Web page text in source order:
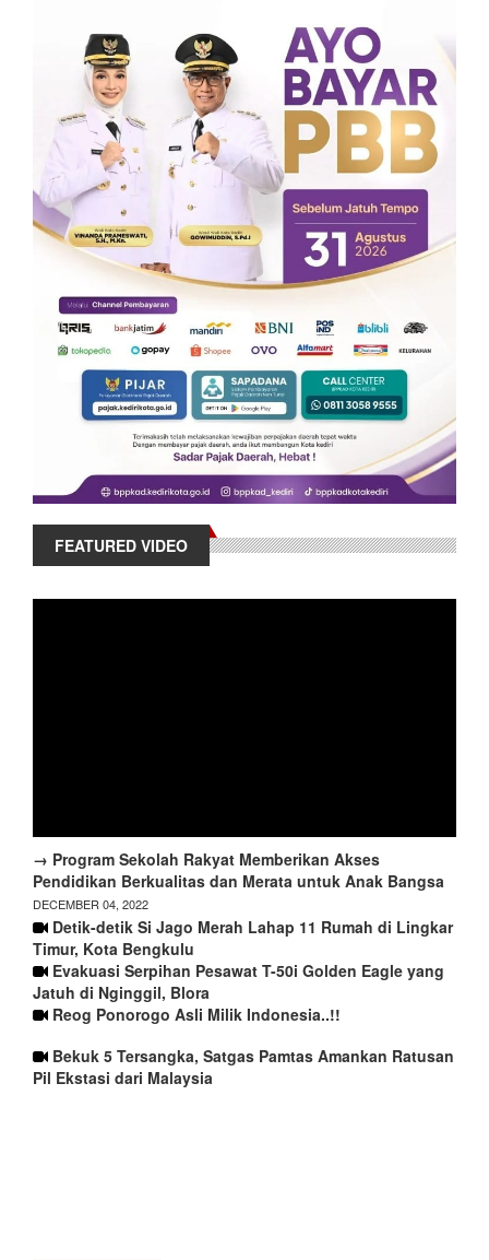
FEATURED VIDEO
→ Program Sekolah Rakyat Memberikan Akses
Pendidikan Berkualitas dan Merata untuk Anak Bangsa
DECEMBER 04, 2022
Detik-detik Si Jago Merah Lahap 11 Rumah di Lingkar
Timur, Kota Bengkulu
Evakuasi Serpihan Pesawat T-50i Golden Eagle yang
Jatuh di Nginggil, Blora
Reog Ponorogo Asli Milik Indonesia..!!
Bekuk 5 Tersangka, Satgas Pamtas Amankan Ratusan
Pil Ekstasi dari Malaysia